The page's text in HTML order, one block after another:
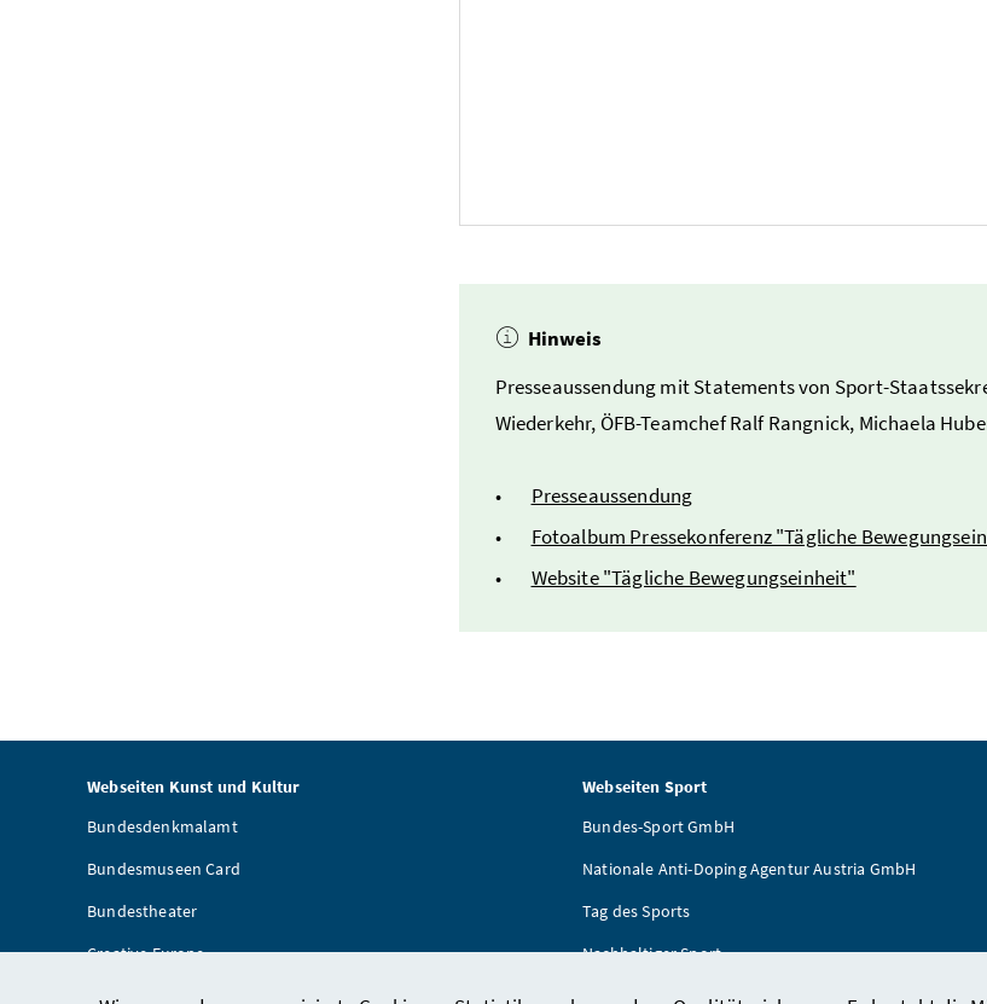
Hinweis
Presseaussendung mit Statements von Sport-
Wiederkehr, ÖFB-Teamchef Ralf Rangnick, Michaela
Presseaussendung
Fotoalbum Pressekonferenz "Tägliche
Website "Tägliche Bewegungseinheit"
Webseiten Kunst und Kultur
Bundesdenkmalamt
Bundesmuseen Card
Bundestheater
Creative Europe
Artothek
Webseiten Sport
Bundes-Sport GmbH
Nationale Anti-Doping Agentur Austria GmbH
Tag des Sports
Nachhaltiger Sport